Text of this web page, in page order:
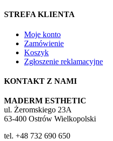
STREFA KLIENTA
Moje konto
Zamówienie
Koszyk
Zgłoszenie reklamacyjne
KONTAKT Z NAMI
MADERM ESTHETIC
ul. Żeromskiego 23A
63-400 Ostrów Wielkopolski
tel. +48 732 690 650